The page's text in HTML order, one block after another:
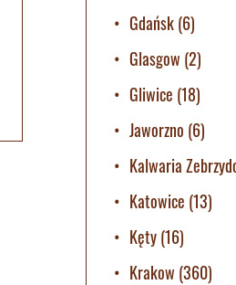
Gdańsk(6)
Glasgow (2)
Gliwice (18)
Jaworzno (6)
Kalwaria
Katowice (13)
Kęty(16)
Krakow (360)